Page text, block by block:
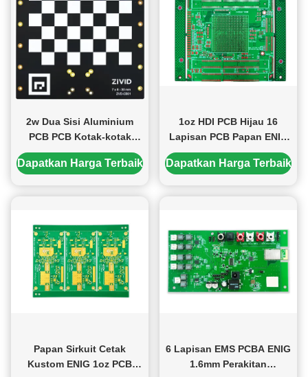
2w Dua Sisi Aluminium
PCB PCB Kotak-kotak
Substrat 1.6mm
Dapatkan Harga Terbaik
1oz HDI PCB Hijau 16
Lapisan PCB Papan ENIG
S1000-2M 124*101mm
Dapatkan Harga Terbaik
Papan Sirkuit Cetak
Kustom ENIG 1oz PCB
6 Lapisan EMS PCBA ENIG
1.6mm Perakitan